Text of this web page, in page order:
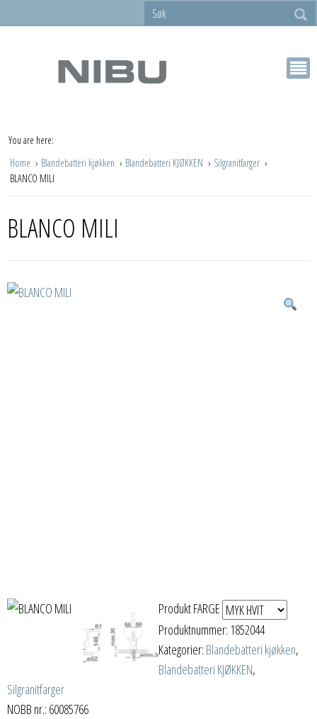
You are here:
Home
Blandebatteri kjøkken Blandebatteri KJØKKEN
Silgranitfarger
BLANCO MILI
BLANCO MILI
Produkt FARGE
Produktnummer: 1852044
Kategorier: Blandebatteri kjøkken,
Blandebatteri KJØKKEN,
Silgranitfarger
NOBB nr.: 60085766